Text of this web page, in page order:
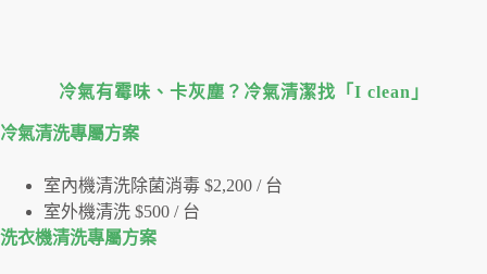
冷氣有霉味、卡灰塵？冷氣清潔找「I clean」
冷氣清洗專屬⽅案
室內機清洗除菌消毒 $2,200 / 台
室外機清洗 $500 / 台
洗衣機清洗專屬⽅案